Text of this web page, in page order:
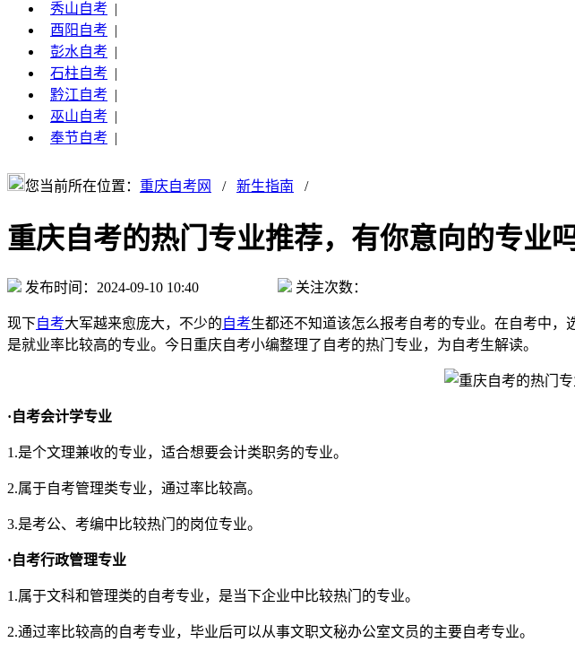
秀山自考 |
酉阳自考 |
彭水自考 |
石柱自考 |
黔江自考 |
巫山自考 |
奉节自考 |
您当前所在位置： 重庆自考网 / 新生指南 /
重庆自考的热门专业推荐，有你意向的专业吗
发布时间：2024-09-10 10:40 关注次数：
现下自考大军越来愈庞大，不少的自考生都还不知道该怎么报考自考的专业。在自考中
是就业率比较高的专业。今日重庆自考小编整理了自考的热门专业，为自考生解读。
·自考会计学专业
1.是个文理兼收的专业，适合想要会计类职务的专业。
2.属于自考管理类专业，通过率比较高。
3.是考公、考编中比较热门的岗位专业。
·自考行政管理专业
1.属于文科和管理类的自考专业，是当下企业中比较热门的专业。
2.通过率比较高的自考专业，毕业后可以从事文职文秘办公室文员的主要自考专业。